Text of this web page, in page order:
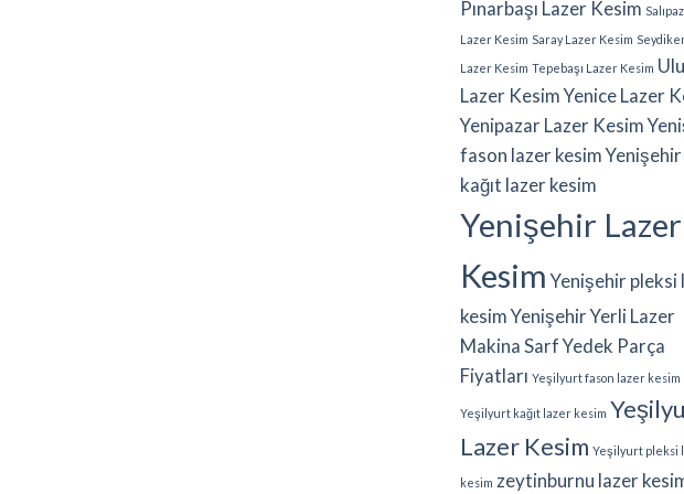
Pınarbaşı Lazer Kesim
Lazer Kesim Saray Lazer Kesim
Lazer Kesim Tepebaşı Lazer Kesim
Lazer KesimYenice Lazer
Yenipazar Lazer Kesim
fason lazer kesimYenişehir
kağıt lazer kesim
Yenişehir Lazer
Kesim Yenişehir pleksi
kesimYenişehir Yerli Lazer
Makina Sarf Yedek Parça
Fiyatları Yeşilyurt fason lazer kesim
Yeşilyurt kağıt lazer kesim
Lazer Kesim Yeşilyurt pleksi
kesim zeytinburnu lazer